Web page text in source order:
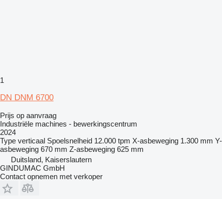
1
DN DNM 6700
Prijs op aanvraag
Industriële machines - bewerkingscentrum
2024
Type verticaal Spoelsnelheid 12.000 tpm X-asbeweging 1.300 mm Y-
asbeweging 670 mm Z-asbeweging 625 mm
Duitsland, Kaiserslautern
GINDUMAC GmbH
Contact opnemen met verkoper